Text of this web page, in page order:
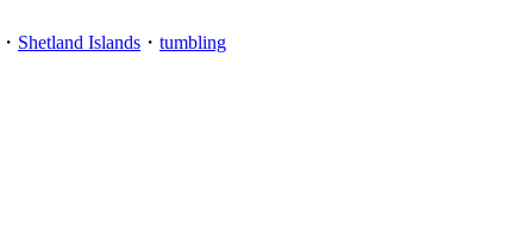
・ Shetland Islands ・ tumbling